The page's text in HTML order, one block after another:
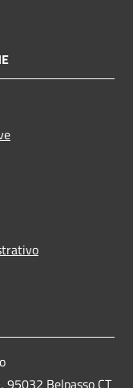
95032 Belpasso CT